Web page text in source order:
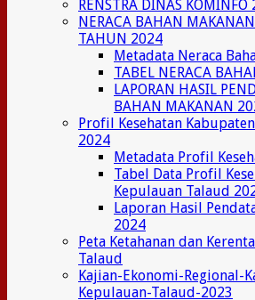
RENSTRA DINAS
NERACA BAHAN
TAHUN 2024
Metadata Neraca
TABEL NERACA
LAPORAN HASIL
BAHAN MAKANAN
Profil Kesehatan
2024
Metadata Profil
Tabel Data Profil
Kepulauan Talaud
Laporan Hasil
2024
Peta Ketahanan dan
Talaud
Kajian-Ekonomi-Regional-
Kepulauan-Talaud-2023